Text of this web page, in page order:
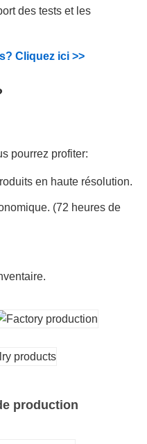
des tests et les
Cliquez ici >>
pourrez profiter:
en haute résolution.
(72 heures de
production